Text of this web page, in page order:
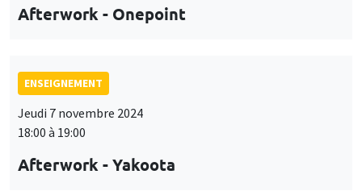
Afterwork - Onepoint
ENSEIGNEMENT
Jeudi 7 novembre 2024
18:00 à 19:00
Afterwork - Yakoota